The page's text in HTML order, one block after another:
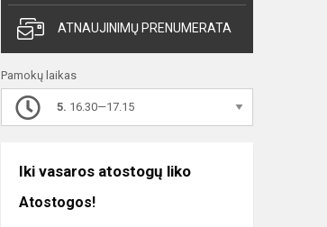
ATNAUJINIMŲ PRENUMERATA
Pamokų laikas
5. 16.30—17.15
Iki vasaros atostogų liko
Atostogos!